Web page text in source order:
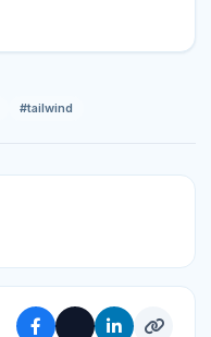
#tailwind